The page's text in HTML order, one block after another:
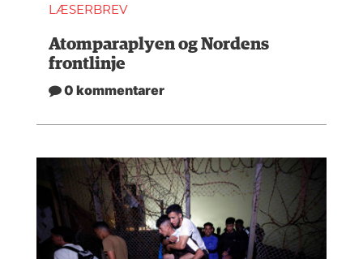
LÆSERBREV
Atomparaplyen og Nordens
frontlinje
0 kommentarer